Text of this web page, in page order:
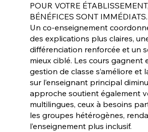
POUR VOTRE
BÉNÉFICES SONT IMMÉDIATS.
Un co-enseignement
des explications plus claires,
différenciation renforcée et un
mieux ciblé. Les cours gagnent
gestion de classe s’améliore et
sur l’enseignant principal
approche soutient également
multilingues, ceux à besoins
les groupes hétérogènes,
l’enseignement plus inclusif.